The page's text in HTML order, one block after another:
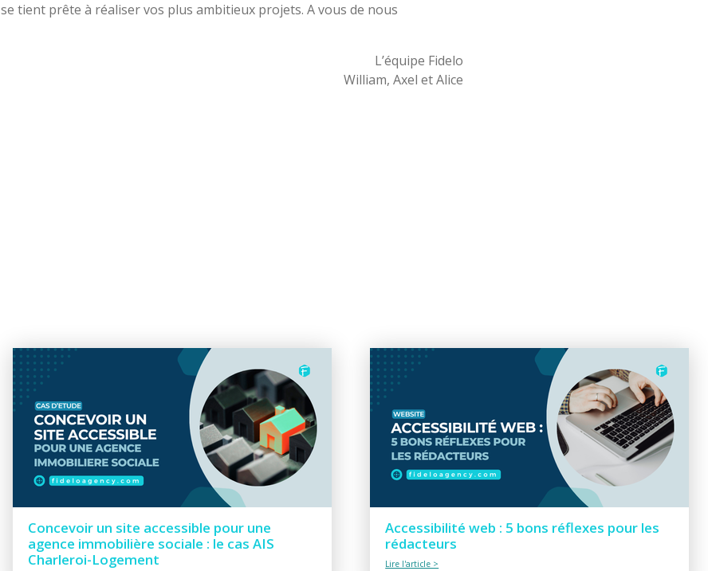
se tient prête à réaliser vos plus ambitieux projets. A vous de nous
L’équipe Fidelo
William, Axel et Alice
Concevoir un site accessible pour une
agence immobilière sociale : le cas AIS
Charleroi-Logement
Accessibilité web : 5 bons réflexes pour les
rédacteurs
Lire l'article >